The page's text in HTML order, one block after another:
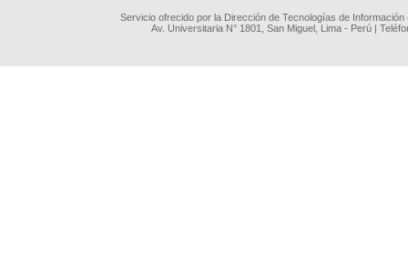
Servicio ofrecido por la Dirección de Tecnologías de
Av. Universitaria N° 1801, San Miguel, Lima - Perú |